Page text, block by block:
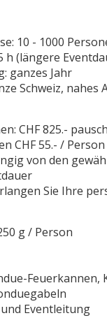
10 - 1000
h (längere
ganzes Jahr
Schweiz, nahes
CHF 825.-
CHF 55.- / Person
von den
Sie Ihre
g / Person
Feuerkannen,
Eventleitung